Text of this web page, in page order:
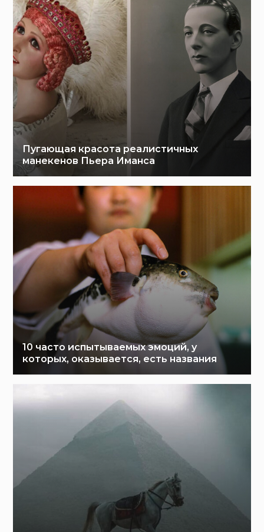
Пугающая красота реалистичных
манекенов Пьера Иманса
10 часто испытываемых эмоций, у
которых, оказывается, есть названия